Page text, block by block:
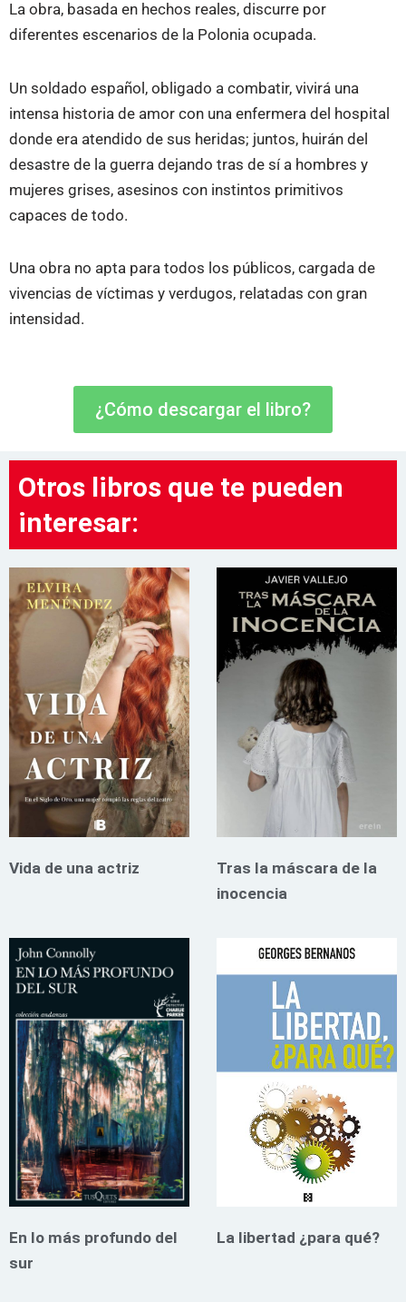
La obra, basada en hechos reales, discurre por
diferentes escenarios de la Polonia ocupada.
Un soldado español, obligado a combatir, vivirá una
intensa historia de amor con una enfermera del hospital
donde era atendido de sus heridas; juntos, huirán del
desastre de la guerra dejando tras de sí a hombres y
mujeres grises, asesinos con instintos primitivos
capaces de todo.
Una obra no apta para todos los públicos, cargada de
vivencias de víctimas y verdugos, relatadas con gran
intensidad.
¿Cómo descargar el libro?
Otros libros que te pueden
interesar:
Vida de una actriz
Tras la máscara de la
inocencia
En lo más profundo del
sur
La libertad ¿para qué?